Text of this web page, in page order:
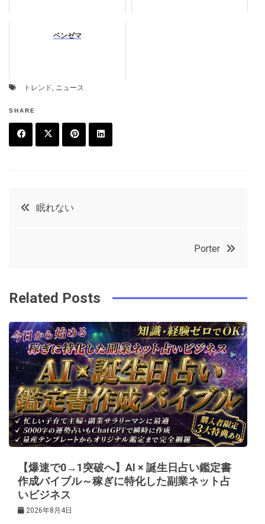
ベンゼマ
トレンド, ニュース
SHARE
k
t
t
投
ビ
ゲ
ー
シ
ョ
ン
眠れない
Porter
Related Posts
【爆速で0→1突破へ】AI × 誕生日占い鑑定書
作成バイブル～稼ぎに特化した副業ネット占
いビジネス
2026年8月4日